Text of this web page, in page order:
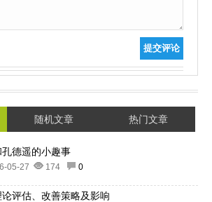
提交评论
随机文章 热门文章
德遥的小趣事
05-27 174 0
评估、改善策略及影响